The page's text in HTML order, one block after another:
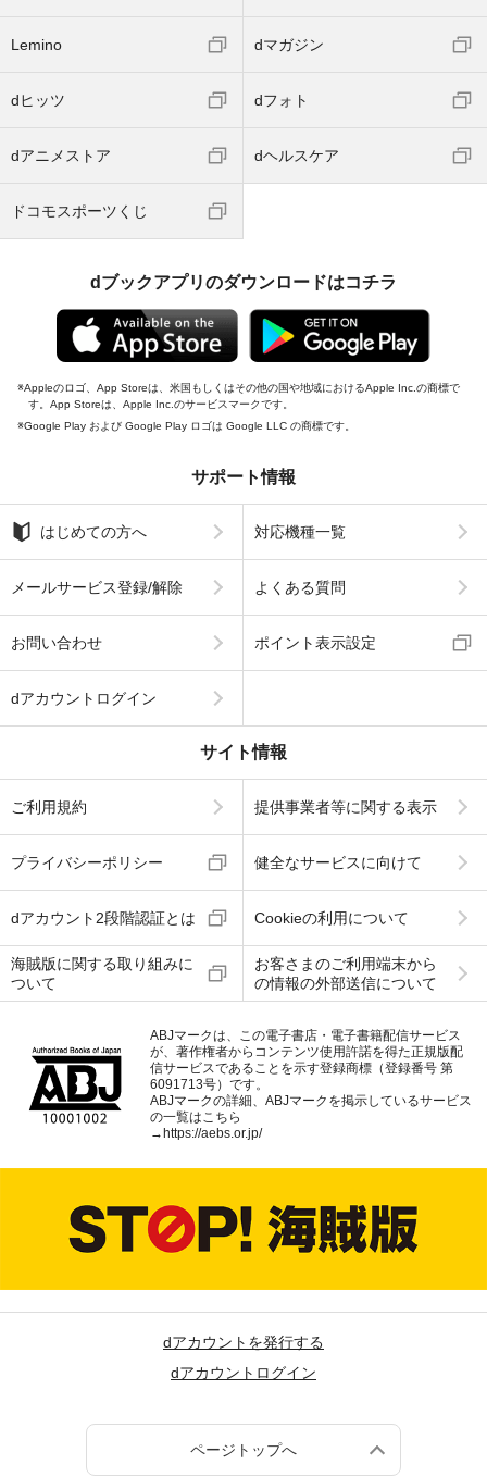
Lemino dマガジン
dヒッツ dフォト
dアニメストア dヘルスケア
ドコモスポーツくじ
dブックアプリのダウンロードはコチラ
Appleのロゴ、App Storeは、米国もしくはその他の国や地域におけるApple Inc.の商標で
す。App Storeは、Apple Inc.のサービスマークです。
Google Play および Google Play ロゴは Google LLC の商標です。
サポート情報
はじめての方へ 対応機種一覧
メールサービス登録/解除 よくある質問
お問い合わせ ポイント表示設定
dアカウントログイン
サイト情報
ご利用規約 提供事業者等に関する表示
プライバシーポリシー 健全なサービスに向けて
dアカウント2段階認証とは Cookieの利用について
海賊版に関する取り組みに
ついて
お客さまのご利用端末から
の情報の外部送信について
ABJマークは、この電子書店・電子書籍配信サービス
が、著作権者からコンテンツ使用許諾を得た正規版配
信サービスであることを示す登録商標（登録番号 第
6091713号）です。
ABJマークの詳細、ABJマークを掲示しているサービス
の一覧はこちら
→ https://aebs.or.jp/
dアカウントを発行する
dアカウントログイン
ページトップへ